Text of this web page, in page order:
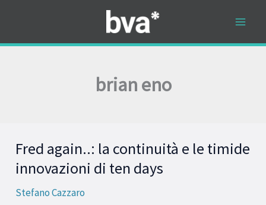
contenuto
brian eno
Fred again..: la continuità e le timide
innovazioni di ten days
Stefano Cazzaro
Fred
again..:
continuità